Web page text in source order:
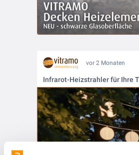
vor 2 Monaten
Infrarot-Heizstrahler für Ihre